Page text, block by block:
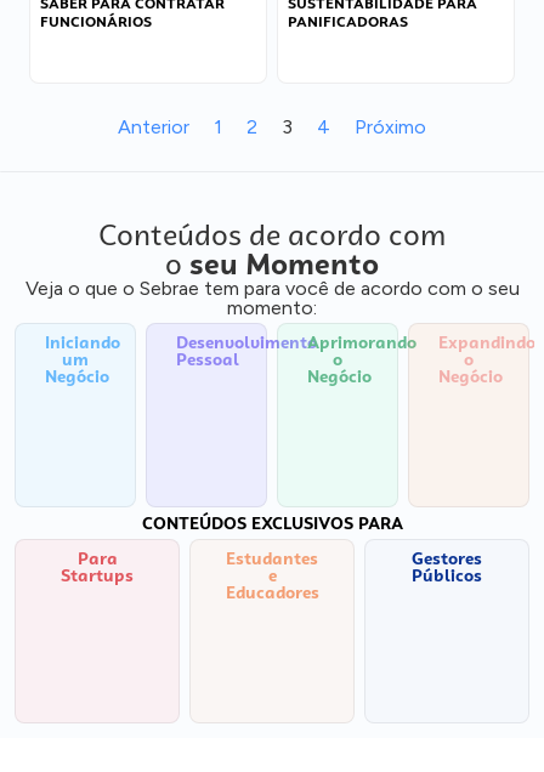
FUNCIONÁRIOS
PANIFICADORAS
Anterior 1 2 3 4 Próximo
Conteúdos de acordo com
o seu Momento
Veja o que o Sebrae tem para você de acordo com o seu
momento:
Iniciando
um
Negócio
Desenvolvimento
Pessoal
Aprimorando
o
Negócio
Expandindo
o
Negócio
CONTEÚDOS EXCLUSIVOS PARA
Para
Startups
Estudantes
e
Educadores
Gestores
Públicos